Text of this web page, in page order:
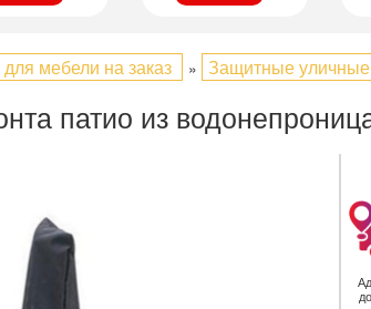
мебели на заказ » Защитные
патио из